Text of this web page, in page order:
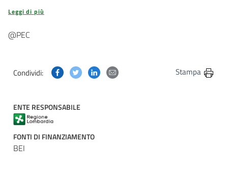
Leggi di più
@PEC
Condividi: Condividi questa pagina su Facebook
Condividi questa pagina su Twitter
Condividi questa pagina su Linkedin
Condividi questa pagina via
Stampa
ENTE RESPONSABILE
FONTI DI FINANZIAMENTO
BEI